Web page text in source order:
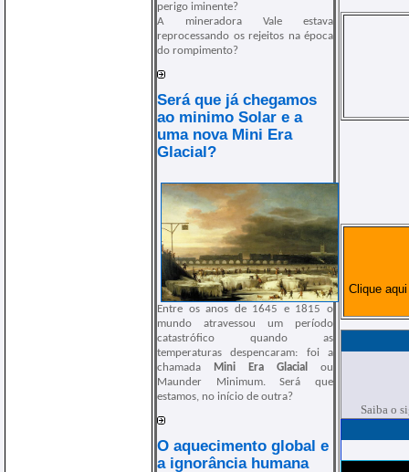
perigo iminente?
A mineradora Vale estava
reprocessando os rejeitos na época
do rompimento?
Será que já chegamos
ao minimo Solar e a
uma nova Mini Era
Glacial?
Entre os anos de 1645 e 1815 o
mundo atravessou um período
catastrófico quando as
temperaturas despencaram: foi a
chamada
Mini Era Glacial
ou
Maunder Minimum. Será que
estamos, no início de outra?
O aquecimento global e
a ignorância humana
Clique
Saiba o